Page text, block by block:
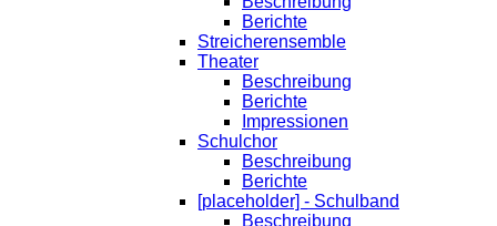
Berichte
Streicherensemble
Theater
Beschreibung
Berichte
Impressionen
Schulchor
Beschreibung
Berichte
[placeholder] - Schulband
Beschreibung